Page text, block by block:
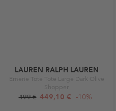
LAUREN RALPH LAUREN
Emerie Tote Tote Large Dark Olive
Shopper
499 € 449,10 € -10%